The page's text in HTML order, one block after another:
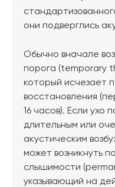
они подверглись
Обычно вначале
порога (temporary
который исчезает
восстановления
16 часов). Если ухо
длительным или
акустическим
может возникнуть
слышимости
указывающий на